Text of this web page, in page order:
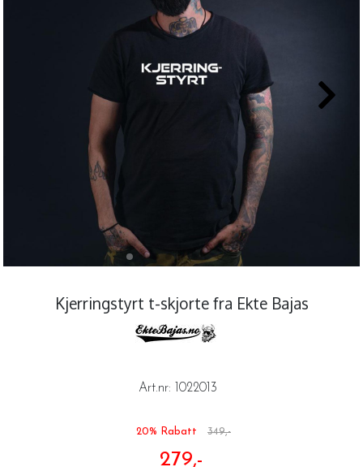
Kjerringstyrt t-skjorte fra Ekte Bajas
Art.nr: 1022013
20% Rabatt 349,-
279,-